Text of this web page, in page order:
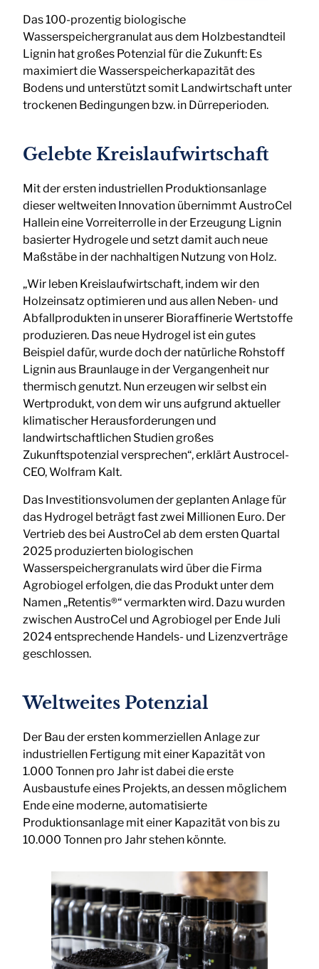
Das 100-prozentig biologische
Wasserspeichergranulat aus dem Holzbestandteil
Lignin hat großes Potenzial für die Zukunft: Es
maximiert die Wasserspeicherkapazität des
Bodens und unterstützt somit Landwirtschaft unter
trockenen Bedingungen bzw. in Dürreperioden.
Gelebte Kreislaufwirtschaft
Mit der ersten industriellen Produktionsanlage
dieser weltweiten Innovation übernimmt AustroCel
Hallein eine Vorreiterrolle in der Erzeugung Lignin
basierter Hydrogele und setzt damit auch neue
Maßstäbe in der nachhaltigen Nutzung von Holz.
„Wir leben Kreislaufwirtschaft, indem wir den
Holzeinsatz optimieren und aus allen Neben- und
Abfallprodukten in unserer Bioraffinerie Wertstoffe
produzieren. Das neue Hydrogel ist ein gutes
Beispiel dafür, wurde doch der natürliche Rohstoff
Lignin aus Braunlauge in der Vergangenheit nur
thermisch genutzt. Nun erzeugen wir selbst ein
Wertprodukt, von dem wir uns aufgrund aktueller
klimatischer Herausforderungen und
landwirtschaftlichen Studien großes
Zukunftspotenzial versprechen“, erklärt Austrocel-
CEO, Wolfram Kalt.
Das Investitionsvolumen der geplanten Anlage für
das Hydrogel beträgt fast zwei Millionen Euro. Der
Vertrieb des bei AustroCel ab dem ersten Quartal
2025 produzierten biologischen
Wasserspeichergranulats wird über die Firma
Agrobiogel erfolgen, die das Produkt unter dem
Namen „Retentis®“ vermarkten wird. Dazu wurden
zwischen AustroCel und Agrobiogel per Ende Juli
2024 entsprechende Handels- und Lizenzverträge
geschlossen.
Weltweites Potenzial
Der Bau der ersten kommerziellen Anlage zur
industriellen Fertigung mit einer Kapazität von
1.000 Tonnen pro Jahr ist dabei die erste
Ausbaustufe eines Projekts, an dessen möglichem
Ende eine moderne, automatisierte
Produktionsanlage mit einer Kapazität von bis zu
10.000 Tonnen pro Jahr stehen könnte.